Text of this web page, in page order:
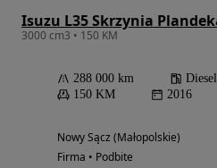
3000 cm3 • 150 KM
288 000 km Diesel
150 KM
2016
Nowy Sącz (Małopolskie)
Firma • Podbite